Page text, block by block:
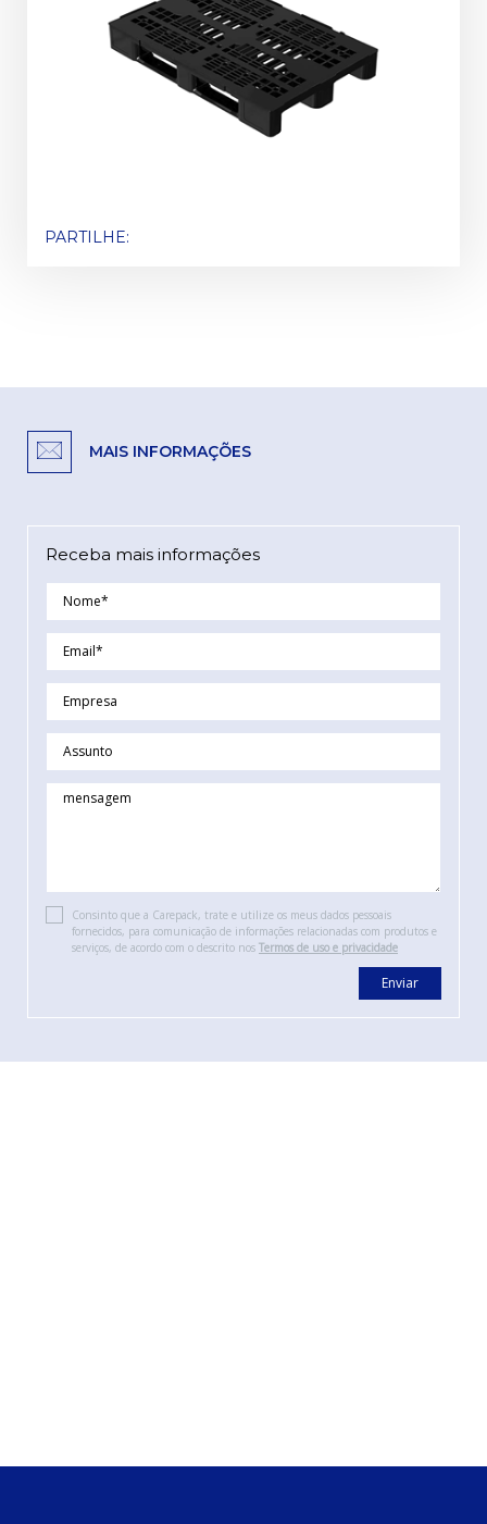
PARTILHE:
MAIS INFORMAÇÕES
Receba mais informações
Consinto que a Carepack, trate e utilize os meus dados pessoais
fornecidos, para comunicação de informações relacionadas com produtos e
serviços, de acordo com o descrito nos Termos de uso e privacidade
Enviar